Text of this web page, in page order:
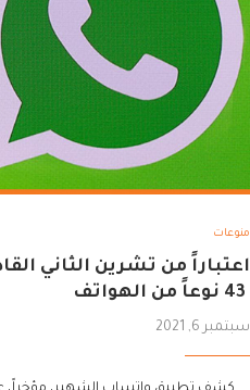
منوعات
اعتباراً من تشرين الثاني
سبتمبر 6, 2021